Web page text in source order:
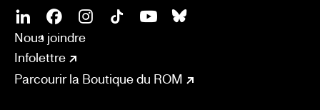
SOCIAL
LinkedinFacebook
CONNECT
Nous joindre
Infolettre
Parcourir la Boutique du ROM